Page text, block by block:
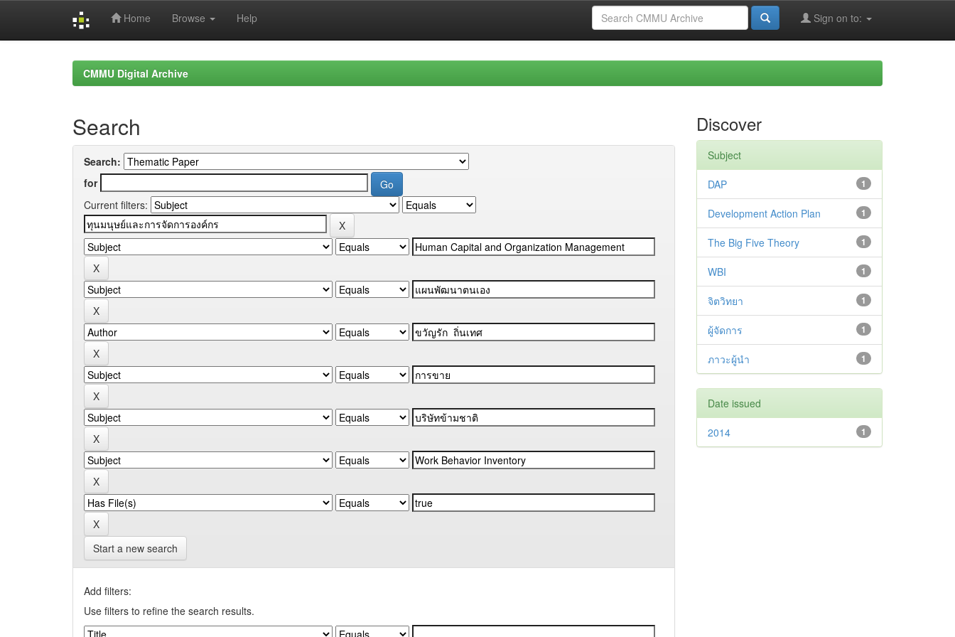
Home Browse Help Sign on to:
CMMU Digital Archive
Search
Search:
for
Current filters:
Start a new search
Add filters:
Use filters to refine the search results.
Discover
Subject
1
DAP
1
Development Action Plan
1
The Big Five Theory
1
WBI
1
จิตวิทยา
1
ผู้จัดการ
1
ภาวะผู้นำ
Date issued
1
2014